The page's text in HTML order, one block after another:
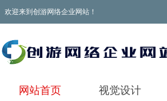
欢迎来到创游网络企业网站！
网站首页 视觉设计